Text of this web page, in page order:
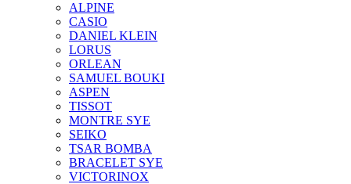
ALPINE
CASIO
DANIEL KLEIN
LORUS
ORLEAN
SAMUEL BOUKI
ASPEN
TISSOT
MONTRE SYE
SEIKO
TSAR BOMBA
BRACELET SYE
VICTORINOX